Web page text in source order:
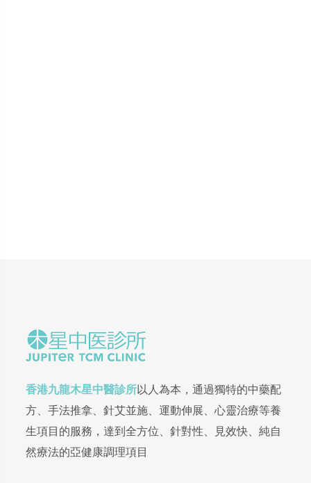
香港九龍木星中醫診所以人為本，通過獨特的中藥配
方、手法推拿、針艾並施、運動伸展、心靈治療等養
生項目的服務，達到全方位、針對性、見效快、純自
然療法的亞健康調理項目